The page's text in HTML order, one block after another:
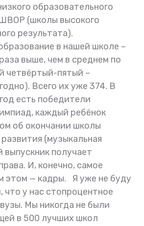
образовательного
(школы высокого
результата).
в нашей школе –
выше, чем в среднем по
четвёртый-пятый –
Всего их уже 374. В
есть победители
каждый ребёнок
об окончании школы
(музыкальная
получает
И, конечно, самое
этом — кадры. Я уже не буду
что у нас стопроцентное
Мы никогда не были
в 500 лучших школ